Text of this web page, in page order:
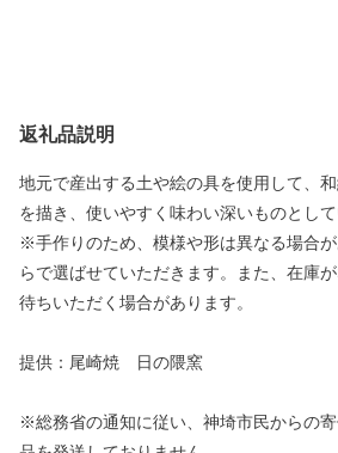
返礼品説明
地元で産出する土や絵の具を使用して、
を描き、使いやすく味わい深いものとして
※手作りのため、模様や形は異なる場合
らで選ばせていただきます。また、在庫
待ちいただく場合があります。
提供：尾崎焼 日の隈窯
※総務省の通知に従い、神埼市民からの